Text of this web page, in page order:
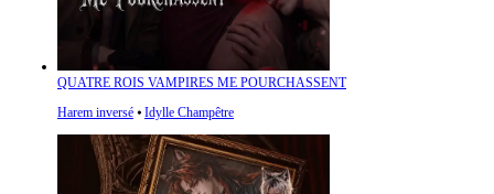
QUATRE ROIS VAMPIRES ME POURCHASSENT
Harem inversé ⦁ Idylle Champêtre